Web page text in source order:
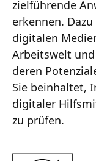
zielführende
erkennen.
digitalen
Arbeitswelt
deren
Sie beinhaltet,
digitaler
zu prüfen.